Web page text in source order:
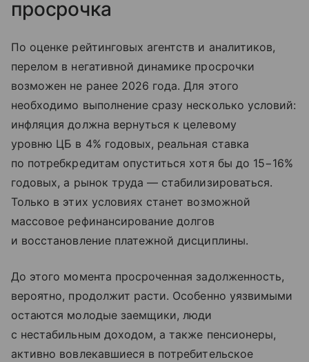
просрочка
По оценке рейтинговых агентств и аналитиков,
перелом в негативной динамике просрочки
возможен не ранее 2026 года. Для этого
необходимо выполнение сразу несколько условий:
инфляция должна вернуться к целевому
уровню ЦБ в 4% годовых, реальная ставка
по потребкредитам опуститься хотя бы до 15−16%
годовых, а рынок труда — стабилизироваться.
Только в этих условиях станет возможной
массовое рефинансирование долгов
и восстановление платежной дисциплины.
До этого момента просроченная задолженность,
вероятно, продолжит расти. Особенно уязвимыми
остаются молодые заемщики, люди
с нестабильным доходом, а также пенсионеры,
активно вовлекавшиеся в потребительское